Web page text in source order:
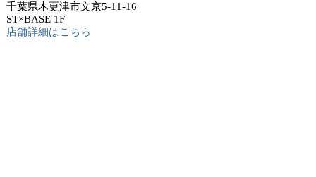
千葉県木更津市文京5-11-16
ST×BASE 1F
店舗詳細はこちら